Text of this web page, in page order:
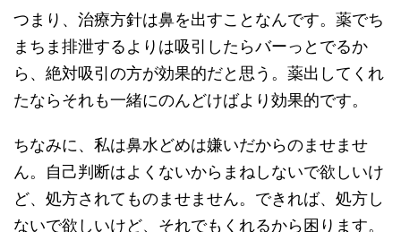
つまり、治療方針は鼻を出すことなんです。薬でち
まちま排泄するよりは吸引したらバーっとでるか
ら、絶対吸引の方が効果的だと思う。薬出してくれ
たならそれも一緒にのんどけばより効果的です。
ちなみに、私は鼻水どめは嫌いだからのませませ
ん。自己判断はよくないからまねしないで欲しいけ
ど、処方されてものませません。できれば、処方し
ないで欲しいけど、それでもくれるから困ります。